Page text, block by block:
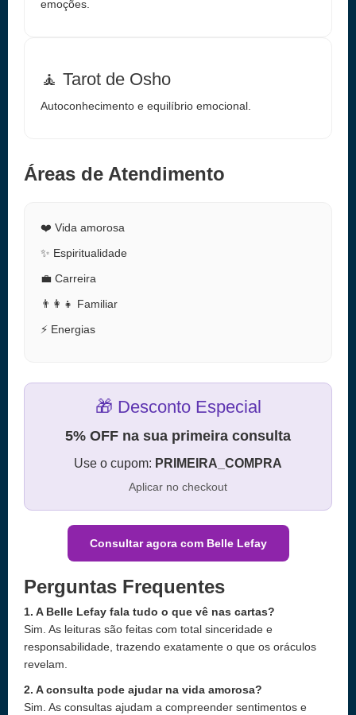
emoções.
🧘 Tarot de Osho
Autoconhecimento e equilíbrio emocional.
Áreas de Atendimento
❤️ Vida amorosa
✨ Espiritualidade
💼 Carreira
👨‍👩‍👧 Familiar
⚡ Energias
🎁 Desconto Especial
5% OFF na sua primeira consulta
Use o cupom: PRIMEIRA_COMPRA
Aplicar no checkout
Consultar agora com Belle Lefay
Perguntas Frequentes
1. A Belle Lefay fala tudo o que vê nas cartas?
Sim. As leituras são feitas com total sinceridade e
responsabilidade, trazendo exatamente o que os oráculos
revelam.
2. A consulta pode ajudar na vida amorosa?
Sim. As consultas ajudam a compreender sentimentos e